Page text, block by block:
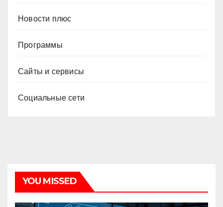
Новости плюс
Программы
Сайты и сервисы
Социальные сети
YOU MISSED